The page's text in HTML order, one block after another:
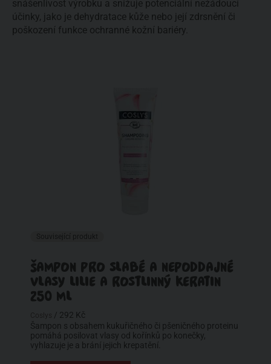
snášenlivost výrobku a snižuje potenciální nežádoucí
účinky, jako je dehydratace kůže nebo její zdrsnění či
poškození funkce ochranné kožní bariéry.
ŠAMPON PRO SLABÉ A NEPODDAJNÉ
VLASY LILIE A ROSTLINNÝ KERATIN
250 ML
/ 292 Kč
Šampon s obsahem kukuřičného či pšeničného proteinu
pomáhá posilovat vlasy od kořínků po konečky,
vyhlazuje je a brání jejich krepatění.